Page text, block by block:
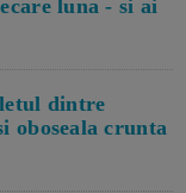
luna - si ai
dintre
oboseala crunta